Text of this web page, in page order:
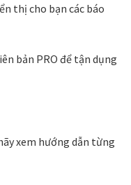
thị cho bạn các báo
bản PRO để tận dụng
xem hướng dẫn từng